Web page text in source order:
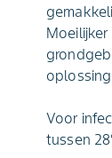
Voor
tussen